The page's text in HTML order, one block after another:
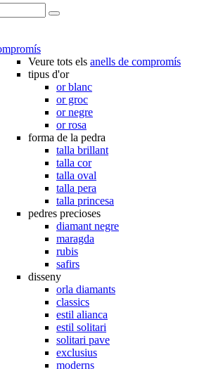
Veure tots els anells de compromís
tipus d'or
or blanc
or groc
or negre
or rosa
forma de la pedra
talla brillant
talla cor
talla oval
talla pera
talla princesa
pedres precioses
diamant negre
maragda
rubis
safirs
disseny
orla diamants
classics
estil alianca
estil solitari
solitari pave
exclusius
moderns